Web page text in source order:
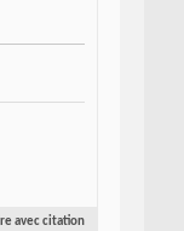
avec citation